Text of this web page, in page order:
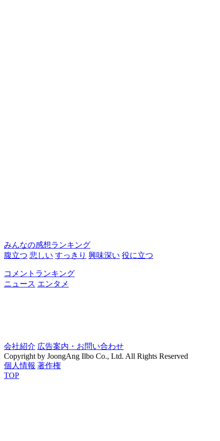
みんなの感想ランキング
腹立つ 悲しい すっきり 興味深い 役に立つ
コメントランキング
ニュース エンタメ
会社紹介 広告案内・お問い合わせ
Copyright by JoongAng Ilbo Co., Ltd. All Rights Reserved
個人情報 著作権
TOP